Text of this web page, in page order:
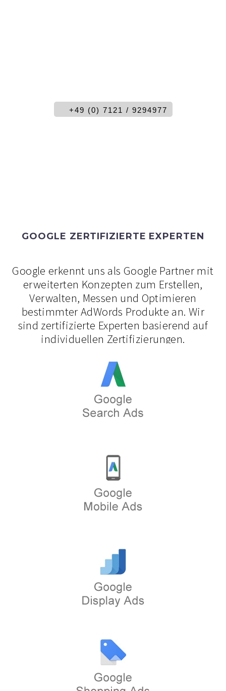
+49 (0) 7121 / 9294977
GOOGLE ZERTIFIZIERTE EXPERTEN
Google erkennt uns als Google Partner mit
erweiterten Konzepten zum Erstellen,
Verwalten, Messen und Optimieren
bestimmter AdWords Produkte an. Wir
sind zertifizierte Experten basierend auf
individuellen Zertifizierungen.